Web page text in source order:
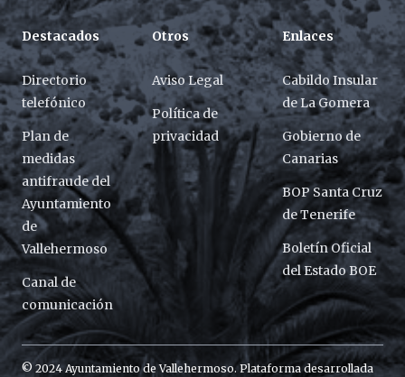
Destacados
Directorio
telefónico
Plan de
medidas
antifraude del
Ayuntamiento
de
Vallehermoso
Canal de
comunicación
Otros
Aviso Legal
Política de
privacidad
Enlaces
Cabildo Insular
de La Gomera
Gobierno de
Canarias
BOP Santa Cruz
de Tenerife
Boletín Oficial
del Estado BOE
© 2024 Ayuntamiento de Vallehermoso. Plataforma desarrollada